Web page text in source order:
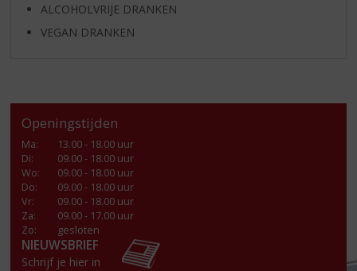
ALCOHOLVRIJE DRANKEN
VEGAN DRANKEN
Openingstijden
Ma:
13.00 - 18.00 uur
Di:
09.00 - 18.00 uur
Wo:
09.00 - 18.00 uur
Do:
09.00 - 18.00 uur
Vr:
09.00 - 18.00 uur
Za:
09.00 - 17.00 uur
Zo:
gesloten
NIEUWSBRIEF
Schrijf je hier in